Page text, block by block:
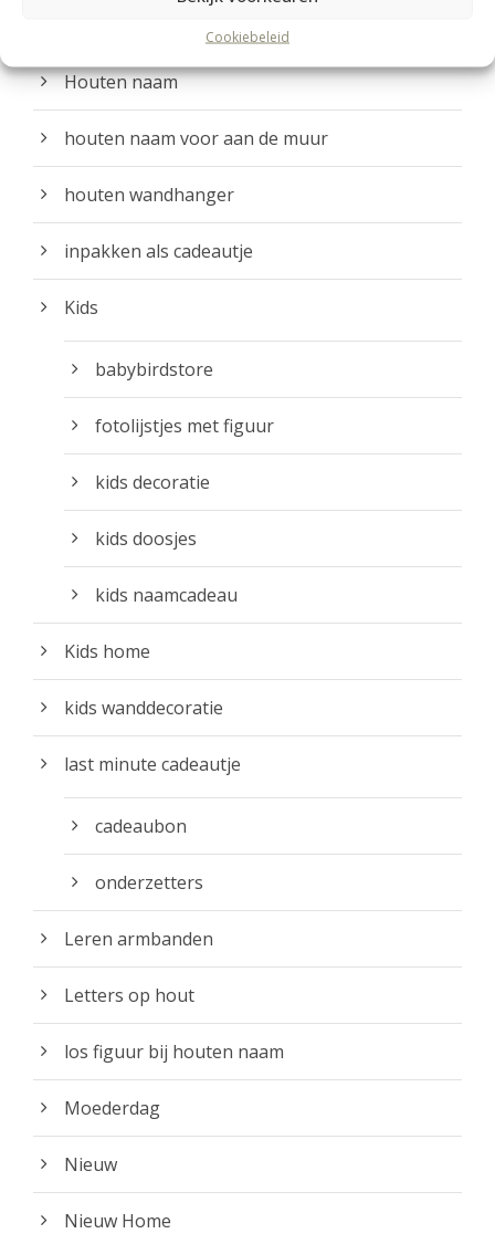
Cookiebeleid
Houten naam
houten naam voor aan de muur
houten wandhanger
inpakken als cadeautje
Kids
babybirdstore
fotolijstjes met figuur
kids decoratie
kids doosjes
kids naamcadeau
Kids home
kids wanddecoratie
last minute cadeautje
cadeaubon
onderzetters
Leren armbanden
Letters op hout
los figuur bij houten naam
Moederdag
Nieuw
Nieuw Home